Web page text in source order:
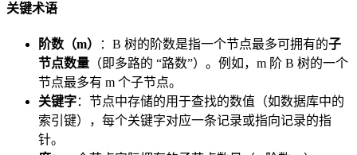
关键术语
阶数（m） ：B 树的阶数是指一个节点最多可拥有的子
节点数量 （即多路的 “路数”）。例如，m 阶 B 树的一个
节点最多有 m 个子节点。
关键字：节点中存储的用于查找的数值（如数据库中的
索引键），每个关键字对应一条记录或指向记录的指
针。